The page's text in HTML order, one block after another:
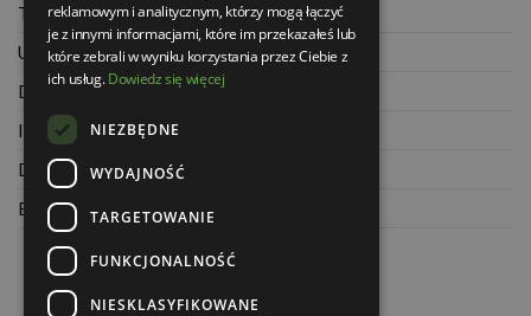
Twoje zamówienia
Ustawienia konta
Dane kontaktowe
Informacje o firmie
Dla architektów
Blog
reklamowym i analitycznym, którzy mogą łączyć
je z innymi informacjami, które im przekazałeś lub
które zebrali w wyniku korzystania przez Ciebie z
ich usług.Dowiedz się więcej
NIEZBĘDNE
WYDAJNOŚĆ
TARGETOWANIE
FUNKCJONALNOŚĆ
NIESKLASYFIKOWANE